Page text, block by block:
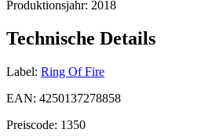
Produktionsjahr: 2018
Technische Details
Label: Ring Of Fire
EAN: 4250137278858
Preiscode: 1350